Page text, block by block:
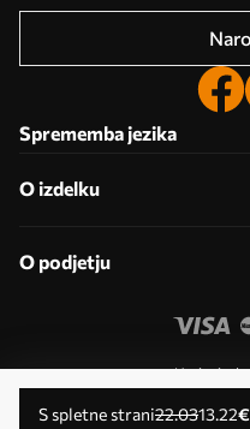
s spletne strani22.0313.22€
Sprememba jezika
O izdelku
O podjetju
Urejanje
© 2011-2026 Uwalls . Vse